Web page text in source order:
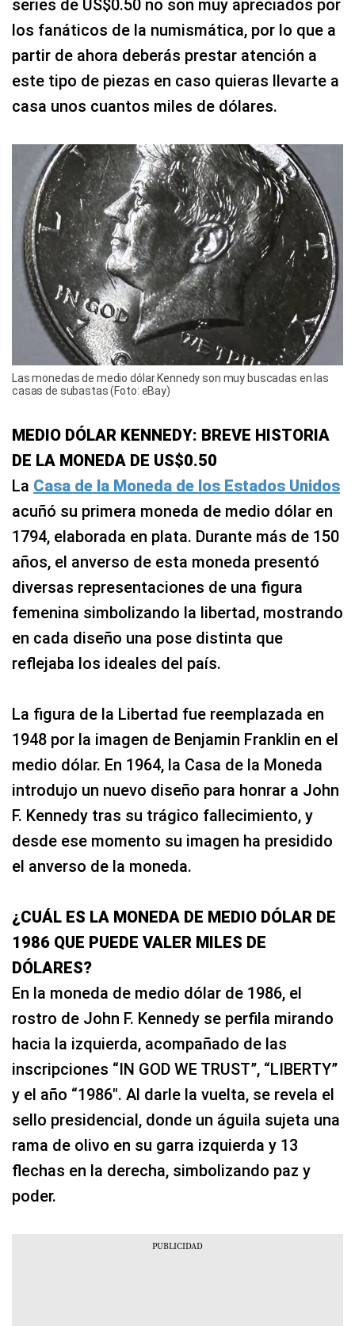
series de US$0.50 no son muy apreciados por
los fanáticos de la numismática, por lo que a
partir de ahora deberás prestar atención a
este tipo de piezas en caso quieras llevarte a
casa unos cuantos miles de dólares.
Las monedas de medio dólar Kennedy son muy buscadas en las
casas de subastas (Foto: eBay)
MEDIO DÓLAR KENNEDY: BREVE HISTORIA
DE LA MONEDA DE US$0.50
La Casa de la Moneda de los Estados Unidos
acuñó su primera moneda de medio dólar en
1794, elaborada en plata. Durante más de 150
años, el anverso de esta moneda presentó
diversas representaciones de una figura
femenina simbolizando la libertad, mostrando
en cada diseño una pose distinta que
reflejaba los ideales del país.
La figura de la Libertad fue reemplazada en
1948 por la imagen de Benjamin Franklin en el
medio dólar. En 1964, la Casa de la Moneda
introdujo un nuevo diseño para honrar a John
F. Kennedy tras su trágico fallecimiento, y
desde ese momento su imagen ha presidido
el anverso de la moneda.
¿CUÁL ES LA MONEDA DE MEDIO DÓLAR DE
1986 QUE PUEDE VALER MILES DE
DÓLARES?
En la moneda de medio dólar de 1986, el
rostro de John F. Kennedy se perfila mirando
hacia la izquierda, acompañado de las
inscripciones “IN GOD WE TRUST”, “LIBERTY”
y el año “1986″. Al darle la vuelta, se revela el
sello presidencial, donde un águila sujeta una
rama de olivo en su garra izquierda y 13
flechas en la derecha, simbolizando paz y
poder.